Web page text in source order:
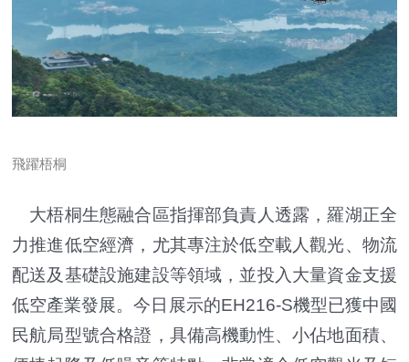
飛躍梧桐
大梧桐生態融合區指揮部負責人透露，羅湖正全
力推進低空經濟，尤其專注於低空載人觀光、物流
配送及基礎設施建設等領域，並投入大量資金支援
低空產業發展。今日展示的EH216-S機型已獲中國
民航局型號合格證，具備高機動性、小佔地面積、